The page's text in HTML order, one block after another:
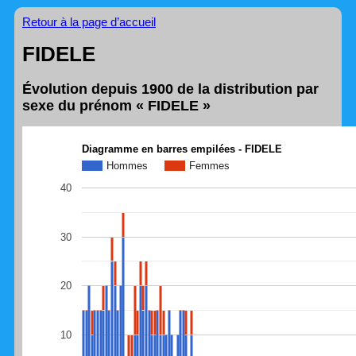
Retour à la page d’accueil
FIDELE
Évolution depuis 1900 de la distribution par
sexe du prénom « FIDELE »
Diagramme en barres empilées - FIDELE
Hommes
Femmes
10
20
30
40